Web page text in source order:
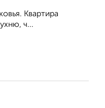
Квартира
ч...